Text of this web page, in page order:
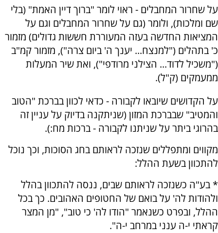
על שחרור המחבלים - ראוי לומר "ברוך דיין האמת" (בלי
שם ומלכות), ולומר (גם על שחרור המחבלים וגם על
המציאות החדשה בעזה המעוררת חששות גדולים) מזמור
כ' בתהלים ("למנצח... יענך ה' ביום צרה"), מזמור קמ"ב
("משכיל לדוד... הצילני מרודפי"), ואת שיר המעלות
ממעמקים (ק"ל).
על הקדושים שיובאו לקבורה - כדאי לכוון בברכת "הטוב
והמטיב" שבברכת המזון (שניתקנה בדיוק על עניין זה
בהרוגי ביתר על שניתנו לקבורה - ברכות מח:).
מקווים ומתפללים שנזכה לראותם בחג הסוכות, וכך נוכל
להתכוון בשעת ההלל:
* בע"ה כשנזכה לראותם שבים, ננסה להתכוון בהלל
ולהודות לה' על בואם של החטופים האהובים. כך בכל
ההלל, ובפרט כשנאמר "הודו לה' כי טוב", "מן המצר
קראתי י-ה ענני במרחב י-ה".